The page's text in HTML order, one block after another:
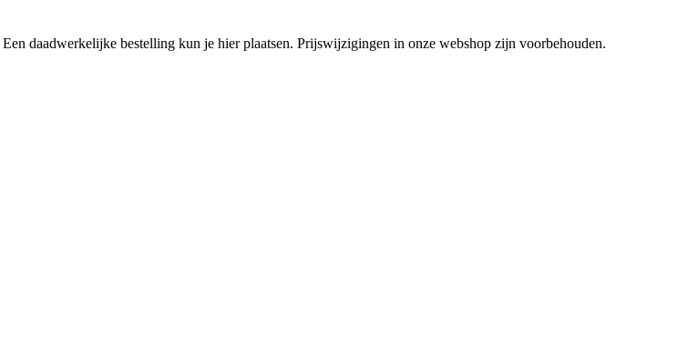
daadwerkelijke bestelling kun je hier plaatsen. Prijswijzigingen in onze webshop zijn voorbehouden.